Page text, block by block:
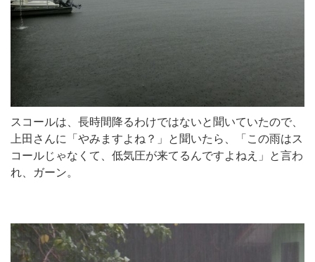
スコールは、長時間降るわけではないと聞いていたので、
上田さんに「やみますよね？」と聞いたら、「この雨はス
コールじゃなくて、低気圧が来てるんですよねえ」と言わ
れ、ガーン。